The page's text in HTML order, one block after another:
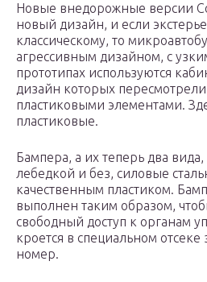
Новые внедорожные версии
новый дизайн, и если
классическому, то
агрессивным дизайном, с
прототипах используются
дизайн которых
пластиковыми элементами.
пластиковые.
Бампера, а их теперь два
лебедкой и без, силовые
качественным пластиком.
выполнен таким образом,
свободный доступ к органам
кроется в специальном
номер.